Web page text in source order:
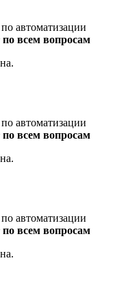
автоматизации
по всем вопросам
автоматизации
по всем вопросам
автоматизации
по всем вопросам